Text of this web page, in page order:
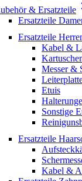
& Ersatzteile
Ersatzteile
Ersatzteile
Kabel &
Messer &
Etuis
Sonstige
Ersatzteile
Kabel &